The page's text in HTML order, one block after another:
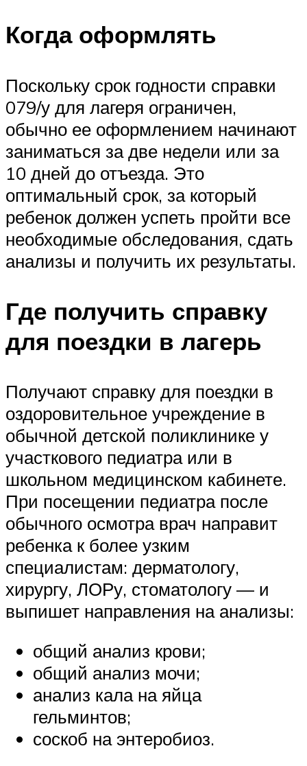
Когда оформлять
Поскольку срок годности справки
079/у для лагеря ограничен,
обычно ее оформлением начинают
заниматься за две недели или за
10 дней до отъезда. Это
оптимальный срок, за который
ребенок должен успеть пройти все
необходимые обследования, сдать
анализы и получить их результаты.
Где получить справку
для поездки в лагерь
Получают справку для поездки в
оздоровительное учреждение в
обычной детской поликлинике у
участкового педиатра или в
школьном медицинском кабинете.
При посещении педиатра после
обычного осмотра врач направит
ребенка к более узким
специалистам: дерматологу,
хирургу, ЛОРу, стоматологу — и
выпишет направления на анализы:
общий анализ крови;
общий анализ мочи;
анализ кала на яйца
гельминтов;
соскоб на энтеробиоз.